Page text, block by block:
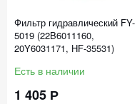
Фильтр гидравлический FY-
5019 (22B6011160,
20Y6031171, HF-35531)
Есть в наличии
1 405 Р